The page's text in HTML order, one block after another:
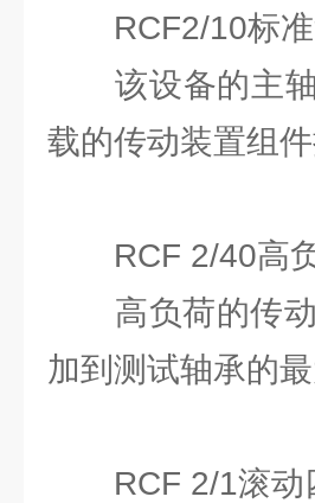
RCF2/10标准
该设备的主轴
载的传动装置组
RCF 2/40⾼负
⾼负荷的传动
加到测试轴承的
RCF 2/1滚动